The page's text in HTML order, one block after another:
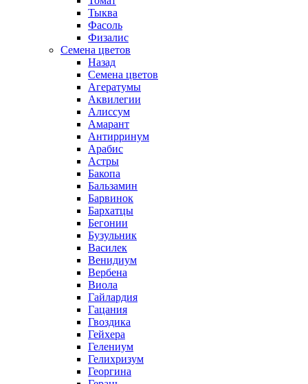
Тыква
Фасоль
Физалис
Семена цветов
Назад
Семена цветов
Агератумы
Аквилегии
Алиссум
Амарант
Антирринум
Арабис
Астры
Бакопа
Бальзамин
Барвинок
Бархатцы
Бегонии
Бузульник
Василек
Венидиум
Вербена
Виола
Гайлардия
Гацания
Гвоздика
Гейхера
Гелениум
Гелихризум
Георгина